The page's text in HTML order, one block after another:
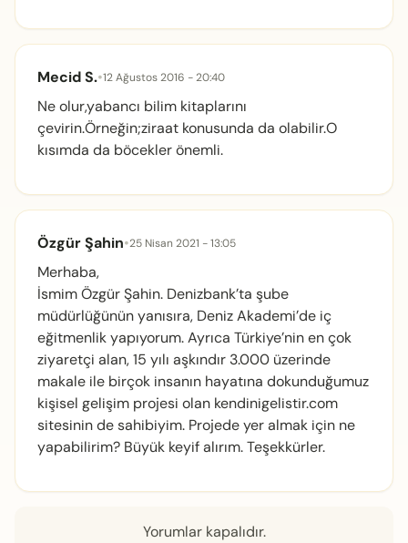
Mecid S.•12 Ağustos 2016 - 20:40
Ne olur,yabancı bilim kitaplarını
çevirin.Örneğin;ziraat konusunda da olabilir.O
kısımda da böcekler önemli.
Özgür Şahin•25 Nisan 2021 - 13:05
Merhaba,
İsmim Özgür Şahin. Denizbank’ta şube
müdürlüğünün yanısıra, Deniz Akademi’de iç
eğitmenlik yapıyorum. Ayrıca Türkiye’nin en çok
ziyaretçi alan, 15 yılı aşkındır 3.000 üzerinde
makale ile birçok insanın hayatına dokunduğumuz
kişisel gelişim projesi olan kendinigelistir.com
sitesinin de sahibiyim. Projede yer almak için ne
yapabilirim? Büyük keyif alırım. Teşekkürler.
Yorumlar kapalıdır.